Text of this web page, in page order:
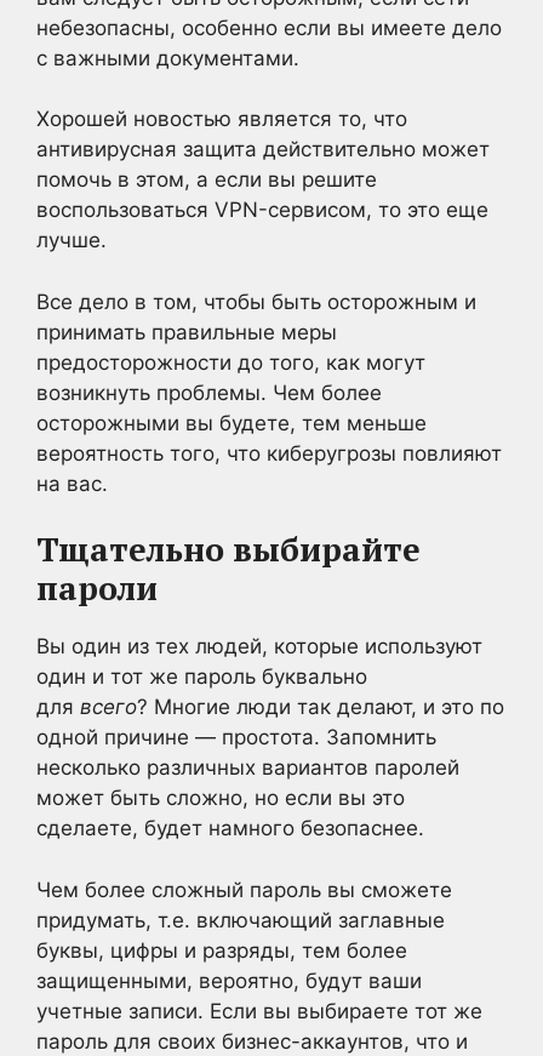
небезопасны, особенно если вы имеете дело
с важными документами.
Хорошей новостью является то, что
антивирусная защита действительно может
помочь в этом, а если вы решите
воспользоваться VPN-сервисом, то это еще
лучше.
Все дело в том, чтобы быть осторожным и
принимать правильные меры
предосторожности до того, как могут
возникнуть проблемы. Чем более
осторожными вы будете, тем меньше
вероятность того, что киберугрозы повлияют
на вас.
Тщательно выбирайте
пароли
Вы один из тех людей, которые используют
один и тот же пароль буквально
для всего? Многие люди так делают, и это по
одной причине — простота. Запомнить
несколько различных вариантов паролей
может быть сложно, но если вы это
сделаете, будет намного безопаснее.
Чем более сложный пароль вы сможете
придумать, т.е. включающий заглавные
буквы, цифры и разряды, тем более
защищенными, вероятно, будут ваши
учетные записи. Если вы выбираете тот же
пароль для своих бизнес-аккаунтов, что и